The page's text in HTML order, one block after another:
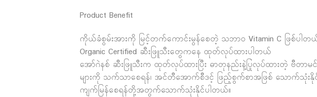
Product Benefit
ကိုယ်ခံစွမ်းအားကို မြင့်တက်ကောင်းမွန်စေတဲ့ သဘာဝ Vitamin C ဖြစ်ပါတ
Organic Certified ဆီးဖြူသီးတွေကနေ ထုတ်လုပ်ထားပါတယ်
အော်ဂဲနစ် ဆီးဖြူသီးက ထုတ်လုပ်ထားပြီး ဓာတုနည်းနဲ့ပြုလုပ်ထားတဲ့ ဗီတာ
များကို သက်သာစေရန်၊ အင်တီအောက်စီဒင့် ဖြည့်စွက်စာအဖြစ် သောက်သုံးနိုင်ရ
ကျက်မြန်စေရန်တို့အတွက်သောက်သုံးနိုင်ပါတယ်။